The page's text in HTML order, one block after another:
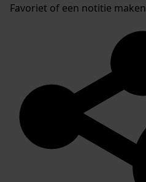
Favoriet of een notitie maken